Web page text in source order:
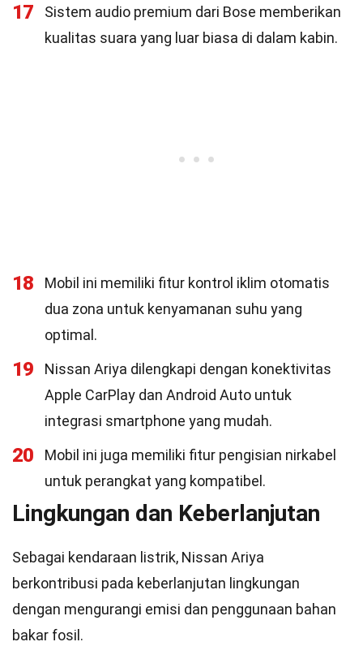
17
Sistem audio premium dari Bose memberikan
kualitas suara yang luar biasa di dalam kabin.
18
Mobil ini memiliki fitur kontrol iklim otomatis
dua zona untuk kenyamanan suhu yang
optimal.
19
Nissan Ariya dilengkapi dengan konektivitas
Apple CarPlay dan Android Auto untuk
integrasi smartphone yang mudah.
20
Mobil ini juga memiliki fitur pengisian nirkabel
untuk perangkat yang kompatibel.
Lingkungan dan Keberlanjutan
Sebagai kendaraan listrik, Nissan Ariya
berkontribusi pada keberlanjutan lingkungan
dengan mengurangi emisi dan penggunaan bahan
bakar fosil.